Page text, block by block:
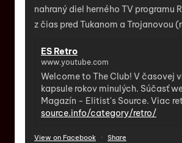
nahraný diel herného TV programu
z čias pred Tukanom a Trojanovou
ES Retro
www.youtube.com
Welcome to The Club! V časovej
kapsule rokov minulých. Súčasť
Magazín - Elitist's Source. Viac
source.info/category/retro/
View on Facebook · Share